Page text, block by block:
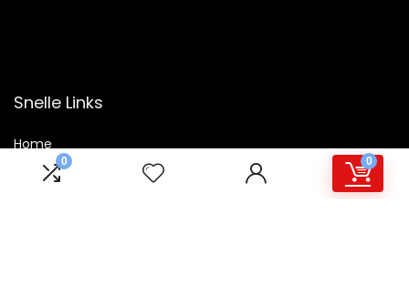
0 0
Snelle Links
Home
Winkel